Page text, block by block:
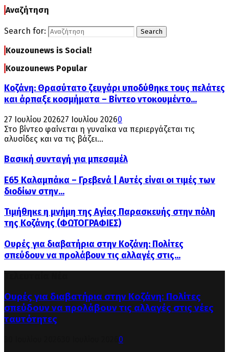
Αναζήτηση
Search for: Search
Kouzounews is Social!
Kouzounews Popular
Κοζάνη: Θρασύτατο ζευγάρι υποδύθηκε τους πελάτες
και άρπαξε κοσμήματα – Βίντεο ντοκουμέντο...
27 Ιουλίου 202627 Ιουλίου 20260
Στο βίντεο φαίνεται η γυναίκα να περιεργάζεται τις
αλυσίδες και να τις βάζει...
Βασική συνταγή για μπεσαμέλ
Ε65 Καλαμπάκα – Γρεβενά | Αυτές είναι οι τιμές των
διοδίων στην...
Τιμήθηκε η μνήμη της Αγίας Παρασκευής στην πόλη
της Κοζάνης (ΦΩΤΟΓΡΑΦΙΕΣ)
Ουρές για διαβατήρια στην Κοζάνη: Πολίτες
σπεύδουν να προλάβουν τις αλλαγές στις...
Ουρές για διαβατήρια στην Κοζάνη: Πολίτες
σπεύδουν να προλάβουν τις αλλαγές στις νέες
ταυτότητες
0